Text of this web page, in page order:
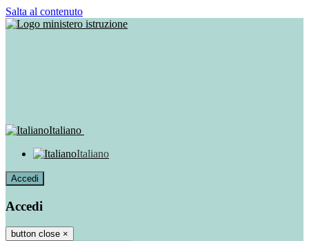
Salta al contenuto
Italiano
Italiano
Accedi
Accedi
button close ×